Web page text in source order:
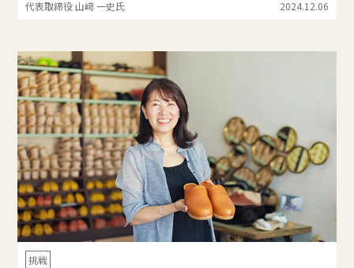
代表取締役 山﨑 一史氏
2024.12.06
挑戦